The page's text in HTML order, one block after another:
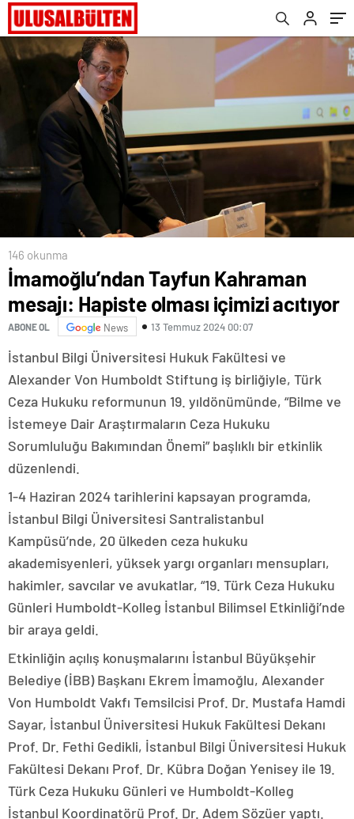
146 okunma
İmamoğlu’ndan Tayfun Kahraman
mesajı: Hapiste olması içimizi acıtıyor
ABONE OL News 13 Temmuz 2024 00:07
İstanbul Bilgi Üniversitesi Hukuk Fakültesi ve
Alexander Von Humboldt Stiftung iş birliğiyle, Türk
Ceza Hukuku reformunun 19. yıldönümünde, “Bilme ve
İstemeye Dair Araştırmaların Ceza Hukuku
Sorumluluğu Bakımından Önemi” başlıklı bir etkinlik
düzenlendi.
1-4 Haziran 2024 tarihlerini kapsayan programda,
İstanbul Bilgi Üniversitesi Santralistanbul
Kampüsü’nde, 20 ülkeden ceza hukuku
akademisyenleri, yüksek yargı organları mensupları,
hakimler, savcılar ve avukatlar, “19. Türk Ceza Hukuku
Günleri Humboldt-Kolleg İstanbul Bilimsel Etkinliği’nde
bir araya geldi.
Etkinliğin açılış konuşmalarını İstanbul Büyükşehir
Belediye (İBB) Başkanı Ekrem İmamoğlu, Alexander
Von Humboldt Vakfı Temsilcisi Prof. Dr. Mustafa Hamdi
Sayar, İstanbul Üniversitesi Hukuk Fakültesi Dekanı
Prof. Dr. Fethi Gedikli, İstanbul Bilgi Üniversitesi Hukuk
Fakültesi Dekanı Prof. Dr. Kübra Doğan Yenisey ile 19.
Türk Ceza Hukuku Günleri ve Humboldt-Kolleg
İstanbul Koordinatörü Prof. Dr. Adem Sözüer yaptı.